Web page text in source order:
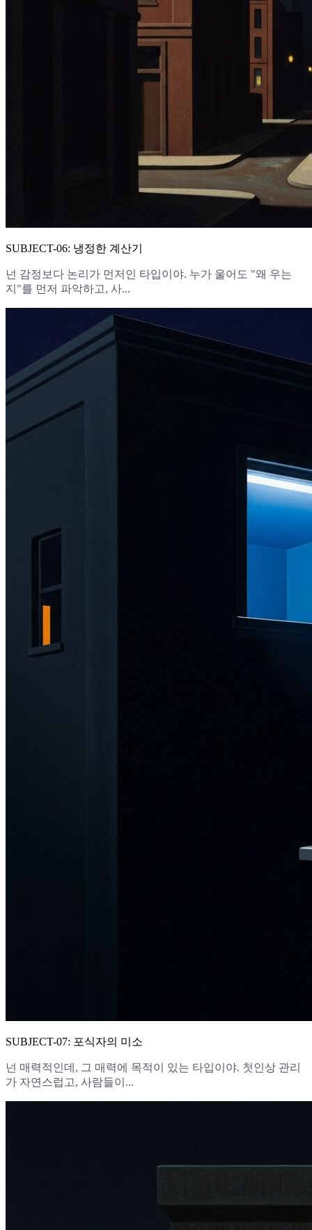
SUBJECT-06: 냉정한 계산기
넌 감정보다 논리가 먼저인 타입이야. 누가 울어도 "왜 우는
지"를 먼저 파악하고, 사...
SUBJECT-07: 포식자의 미소
넌 매력적인데, 그 매력에 목적이 있는 타입이야. 첫인상 관리
가 자연스럽고, 사람들이...